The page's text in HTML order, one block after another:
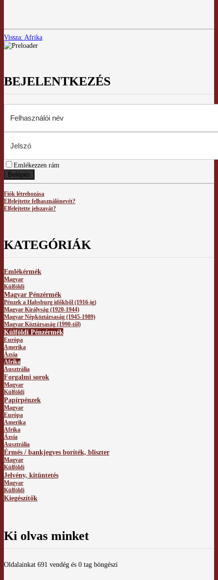
Vissza: Afrika
BEJELENTKEZÉS
Emlékezzen rám
Belépés
Fiók létrehozása
Elfelejtette felhasználónevét?
Elfelejtette jelszavát?
KATEGÓRIÁK
Emlékérmék
Magyar
Külföldi
Magyar Pénzérmék
Pénzek a Habsburg időkből (1916-ig)
Magyar Királyság (1920-1944)
Magyar Népköztársaság (1945-1989)
Magyar Köztársaság (1990-től)
Külföldi Pénzérmék
Európa
Amerika
Ázsia
Afrika
Ausztrália
Forgalmi sorok
Magyar
Külföldi
Papírpénzek
Magyar
Európa
Amerika
Afrika
Ázsia
Ausztrália
Érmés / bankjegyes boríték, bliszter
Magyar
Külföldi
Jelvény, kitüntetés
Magyar
Külföldi
Kiegészítők
Ki olvas minket
Oldalainkat 691 vendég és 0 tag böngészi